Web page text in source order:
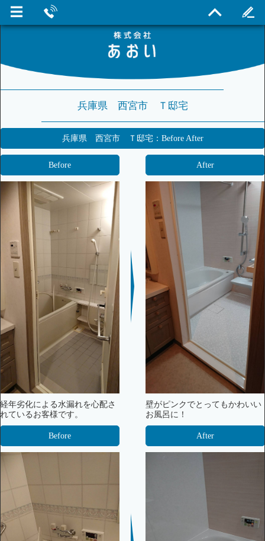
兵庫県 西宮市 Ｔ邸宅
兵庫県 西宮市 Ｔ邸宅：Before After
Before
経年劣化による水漏れを心配さ
れているお客様です。
After
壁がピンクでとってもかわいい
お風呂に！
Before After